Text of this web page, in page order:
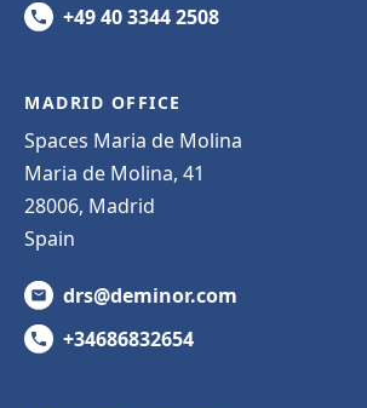
+49 40 3344 2508
MADRID OFFICE
Spaces Maria de Molina
Maria de Molina, 41
28006, Madrid
Spain
drs@deminor.com
+34686832654